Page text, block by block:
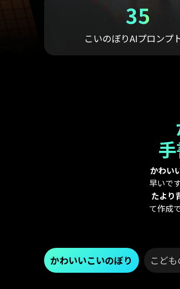
35
こいのぼりAIプロンプ
かわい
早いです
たより
て作成
かわいいこいのぼり こど